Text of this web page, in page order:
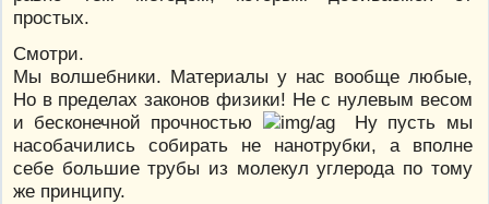
простых.
Смотри.
Мы волшебники. Материалы у нас вообще любые,
Но в пределах законов физики! Не с нулевым весом
и бесконечной прочностью
Ну пусть мы
насобачились собирать не нанотрубки, а вполне
себе большие трубы из молекул углерода по тому
же принципу.